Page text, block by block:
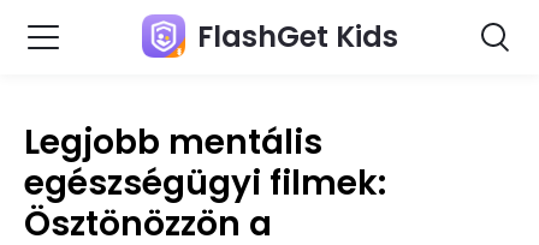
FlashGet Kids
Legjobb mentális
egészségügyi filmek:
Ösztönözzön a